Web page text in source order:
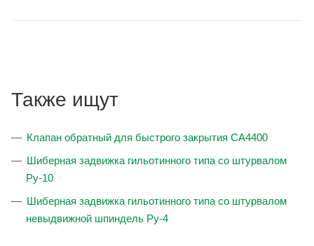
Также ищут
Клапан обратный для быстрого закрытия CA4400
Шиберная задвижка гильотинного типа со штурвалом
Ру-10
Шиберная задвижка гильотинного типа со штурвалом
невыдвижной шпиндель Ру-4